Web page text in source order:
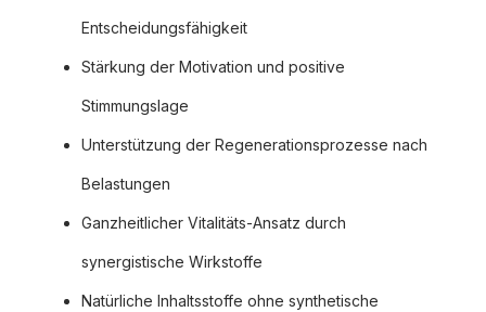
Entscheidungsfähigkeit
Stärkung der Motivation und positive
Stimmungslage
Unterstützung der Regenerationsprozesse nach
Belastungen
Ganzheitlicher Vitalitäts-Ansatz durch
synergistische Wirkstoffe
Natürliche Inhaltsstoffe ohne synthetische